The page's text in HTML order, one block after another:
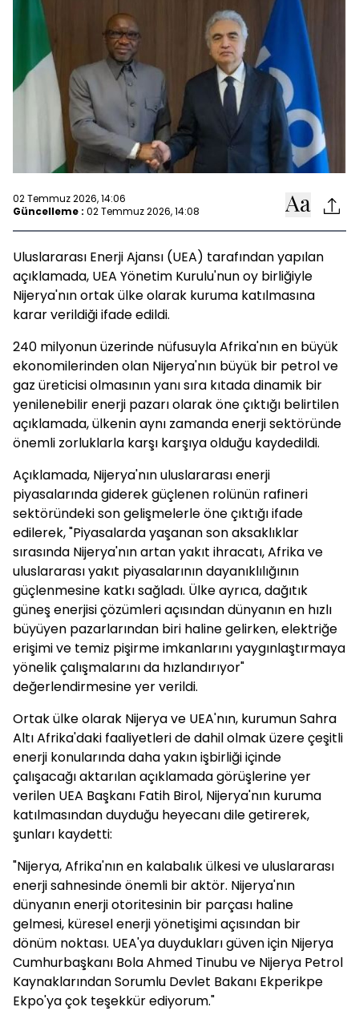
02 Temmuz 2026, 14:06
Güncelleme : 02 Temmuz 2026, 14:08
Uluslararası Enerji Ajansı (UEA) tarafından yapılan
açıklamada, UEA Yönetim Kurulu'nun oy birliğiyle
Nijerya'nın ortak ülke olarak kuruma katılmasına
karar verildiği ifade edildi.
240 milyonun üzerinde nüfusuyla Afrika'nın en büyük
ekonomilerinden olan Nijerya'nın büyük bir petrol ve
gaz üreticisi olmasının yanı sıra kıtada dinamik bir
yenilenebilir enerji pazarı olarak öne çıktığı belirtilen
açıklamada, ülkenin aynı zamanda enerji sektöründe
önemli zorluklarla karşı karşıya olduğu kaydedildi.
Açıklamada, Nijerya'nın uluslararası enerji
piyasalarında giderek güçlenen rolünün rafineri
sektöründeki son gelişmelerle öne çıktığı ifade
edilerek, "Piyasalarda yaşanan son aksaklıklar
sırasında Nijerya'nın artan yakıt ihracatı, Afrika ve
uluslararası yakıt piyasalarının dayanıklılığının
güçlenmesine katkı sağladı. Ülke ayrıca, dağıtık
güneş enerjisi çözümleri açısından dünyanın en hızlı
büyüyen pazarlarından biri haline gelirken, elektriğe
erişimi ve temiz pişirme imkanlarını yaygınlaştırmaya
yönelik çalışmalarını da hızlandırıyor"
değerlendirmesine yer verildi.
Ortak ülke olarak Nijerya ve UEA'nın, kurumun Sahra
Altı Afrika'daki faaliyetleri de dahil olmak üzere çeşitli
enerji konularında daha yakın işbirliği içinde
çalışacağı aktarılan açıklamada görüşlerine yer
verilen UEA Başkanı Fatih Birol, Nijerya'nın kuruma
katılmasından duyduğu heyecanı dile getirerek,
şunları kaydetti:
"Nijerya, Afrika'nın en kalabalık ülkesi ve uluslararası
enerji sahnesinde önemli bir aktör. Nijerya'nın
dünyanın enerji otoritesinin bir parçası haline
gelmesi, küresel enerji yönetişimi açısından bir
dönüm noktası. UEA'ya duydukları güven için Nijerya
Cumhurbaşkanı Bola Ahmed Tinubu ve Nijerya Petrol
Kaynaklarından Sorumlu Devlet Bakanı Ekperikpe
Ekpo'ya çok teşekkür ediyorum."